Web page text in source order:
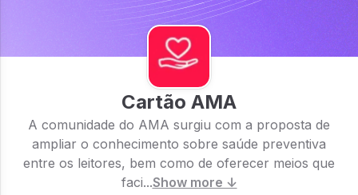
Cartão AMA
A comunidade do AMA surgiu com a proposta de
ampliar o conhecimento sobre saúde preventiva
entre os leitores, bem como de oferecer meios que
faci...Show more ↓